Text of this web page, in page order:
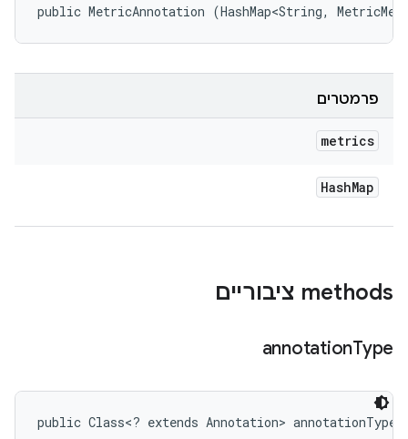
public MetricAnnotation (HashMap<String,
פרמטרים
metrics
HashMap
‫methods ציבוריים
annotationType
public Class<? extends Annotation>